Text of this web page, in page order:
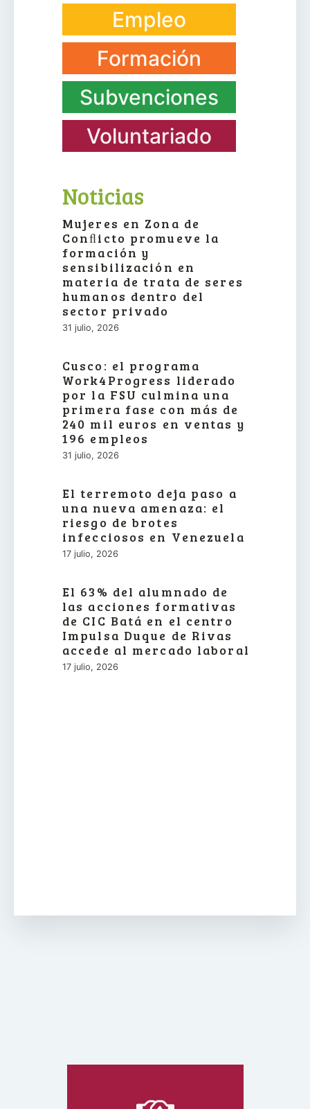
Empleo
Formación
Subvenciones
Voluntariado
Noticias
Mujeres en Zona de
Conﬂicto promueve la
formación y
sensibilización en
materia de trata de seres
humanos dentro del
sector privado
31 julio, 2026
Cusco: el programa
Work4Progress liderado
por la FSU culmina una
primera fase con más de
240 mil euros en ventas y
196 empleos
31 julio, 2026
El terremoto deja paso a
una nueva amenaza: el
riesgo de brotes
infecciosos en Venezuela
17 julio, 2026
El 63% del alumnado de
las acciones formativas
de CIC Batá en el centro
Impulsa Duque de Rivas
accede al mercado laboral
17 julio, 2026